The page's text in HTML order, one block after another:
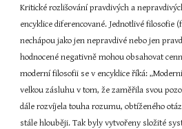
Kritické rozlišování pravdivých a
encyklice diferencované. Jednotlivé filosofie
nechápou jako jen nepravdivé nebo jen
hodnocené negativně mohou obsahovat
moderní filosofii se v encyklice říká:
velkou zásluhu v tom, že zaměřila svou
dále rozvíjela touha rozumu, obtíženého
stále hlouběji. Tak byly vytvořeny složité